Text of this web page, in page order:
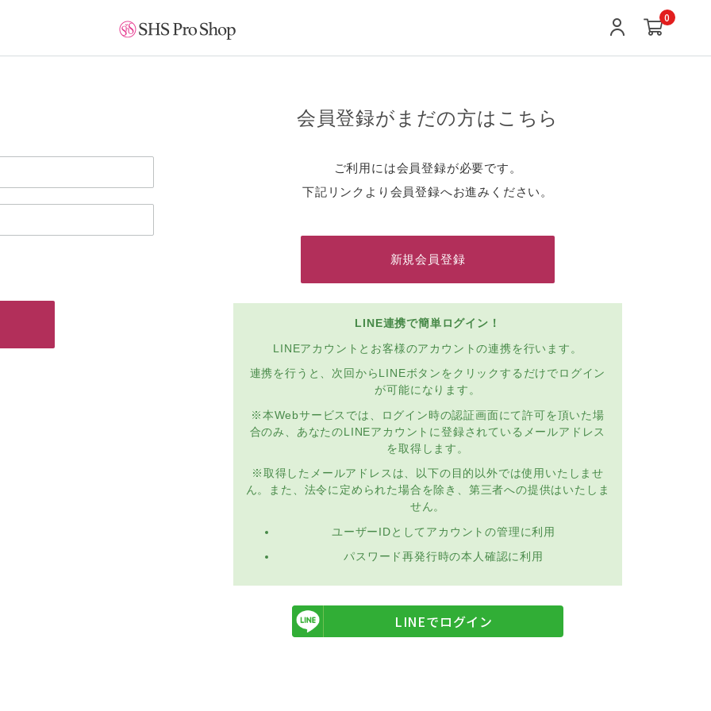
0
会員登録がまだの方はこちら
ご利用には会員登録が必要です。
下記リンクより会員登録へお進みください。
新規会員登録
LINE連携で簡単ログイン！
LINEアカウントとお客様のアカウントの連携を行います。
連携を行うと、次回からLINEボタンをクリックするだけでログイン
が可能になります。
※本Webサービスでは、ログイン時の認証画面にて許可を頂いた場
合のみ、あなたのLINEアカウントに登録されているメールアドレス
を取得します。
※取得したメールアドレスは、以下の目的以外では使用いたしませ
ん。また、法令に定められた場合を除き、第三者への提供はいたしま
せん。
ユーザーIDとしてアカウントの管理に利用
パスワード再発行時の本人確認に利用
LINEでログイン